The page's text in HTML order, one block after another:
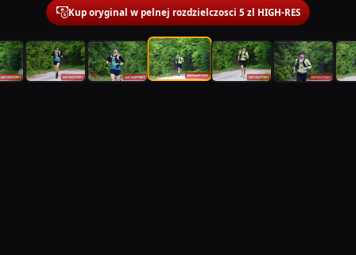
Kup oryginal w pelnej rozdzielczosci 5 zl HIGH-RES